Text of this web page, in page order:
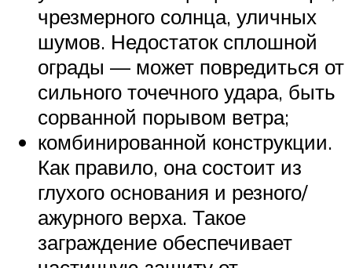
чрезмерного солнца, уличных
шумов. Недостаток сплошной
ограды — может повредиться от
сильного точечного удара, быть
сорванной порывом ветра;
комбинированной конструкции.
Как правило, она состоит из
глухого основания и резного/
ажурного верха. Такое
заграждение обеспечивает